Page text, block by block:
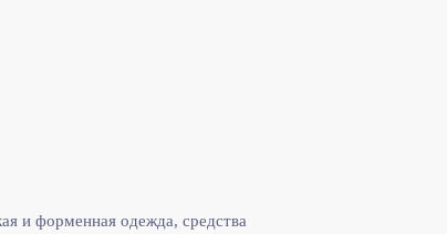
и форменная одежда, средства